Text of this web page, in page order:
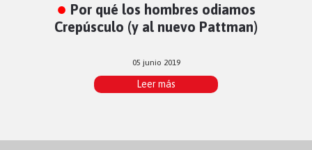
Por qué los hombres odiamos
Crepúsculo (y al nuevo Pattman)
05 junio 2019
Leer más